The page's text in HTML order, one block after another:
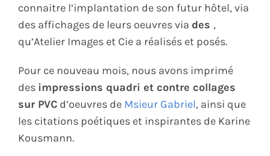
connaitre l’implantation de son futur hôtel, via
des affichages de leurs oeuvres via des ,
qu’Atelier Images et Cie a réalisés et posés.
Pour ce nouveau mois, nous avons imprimé
des impressions quadri et contre collages
sur PVC d’oeuvres de Msieur Gabriel, ainsi que
les citations poétiques et inspirantes de Karine
Kousmann.